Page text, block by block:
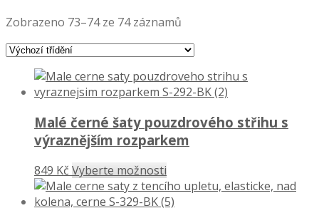
Zobrazeno 73–74 ze 74 záznamů
Malé černé šaty pouzdrového střihu s
výraznějším rozparkem
849 Kč Vyberte možnosti